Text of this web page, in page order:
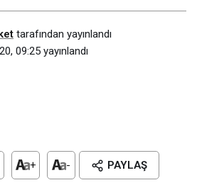
tarafından yayınlandı
09:25 yayınlandı
+ - PAYLAŞ